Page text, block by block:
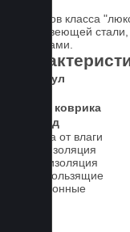
У ковров класса
нержавеющей
вставками.
Артикул
Класс коврика
2-й ряд
Защита от влаги
Шумоизоляция
Теплоизоляция
Антискользящие
Всесезонные